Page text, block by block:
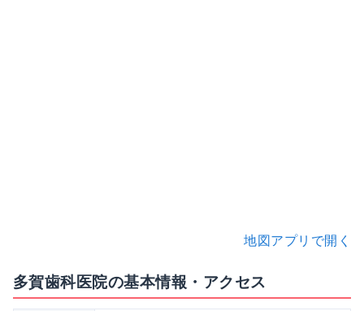
地図アプリで開く
多賀歯科医院の基本情報・アクセス